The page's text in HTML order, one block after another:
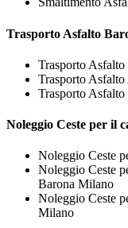
Trasporto Asfalto
Trasporto
Trasporto
Trasporto
Noleggio Ceste per il
Noleggio Ceste
Noleggio Ceste
Barona Milano
Noleggio Ceste
Milano